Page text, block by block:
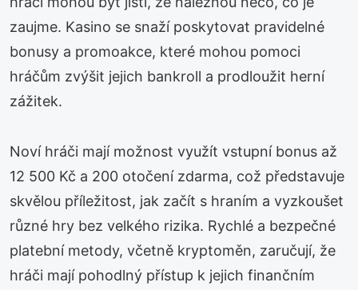
zaujme. Kasino se snaží poskytovat pravidelné
bonusy a promoakce, které mohou pomoci
hráčům zvýšit jejich bankroll a prodloužit herní
zážitek.
Noví hráči mají možnost využít vstupní bonus až
12 500 Kč a 200 otočení zdarma, což představuje
skvělou příležitost, jak začít s hraním a vyzkoušet
různé hry bez velkého rizika. Rychlé a bezpečné
platební metody, včetně kryptoměn, zaručují, že
hráči mají pohodlný přístup k jejich finančním